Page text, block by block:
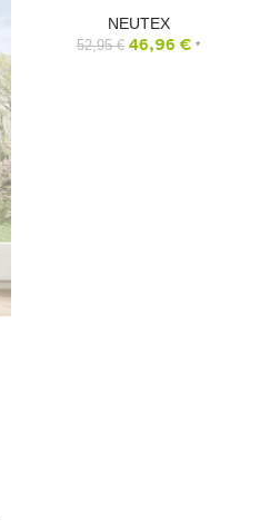
NEUTEX
52,95€ 46,96 € *